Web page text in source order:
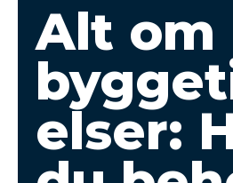
Alt om
elser: